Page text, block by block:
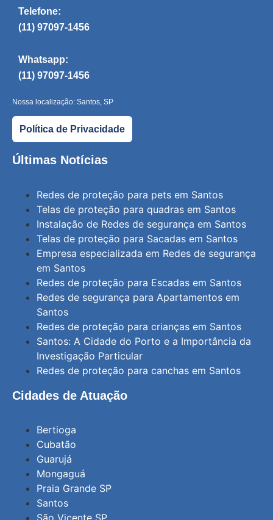
Telefone:
(11) 97097-1456
Whatsapp:
(11) 97097-1456
Nossa localização: Santos, SP
Política de Privacidade
Últimas Notícias
Redes de proteção para pets em Santos
Telas de proteção para quadras em Santos
Instalação de Redes de segurança em Santos
Telas de proteção para Sacadas em Santos
Empresa especializada em Redes de segurança
em Santos
Redes de proteção para Escadas em Santos
Redes de segurança para Apartamentos em
Santos
Redes de proteção para crianças em Santos
Santos: A Cidade do Porto e a Importância da
Investigação Particular
Redes de proteção para canchas em Santos
Cidades de Atuação
Bertioga
Cubatão
Guarujá
Mongaguá
Praia Grande SP
Santos
São Vicente SP